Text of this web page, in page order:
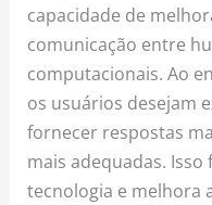
capacidade de
comunicação entre
computacionais. Ao
os usuários desejam
fornecer respostas
mais adequadas.
tecnologia e melhora